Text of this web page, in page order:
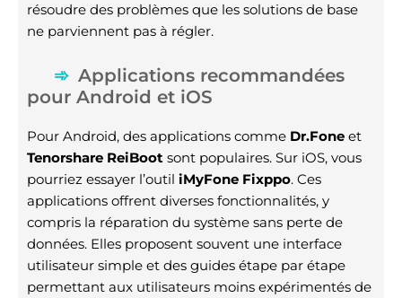
résoudre des problèmes que les solutions de base
ne parviennent pas à régler.
Applications recommandées
pour Android et iOS
Pour Android, des applications comme Dr.Fone et
Tenorshare ReiBoot sont populaires. Sur iOS, vous
pourriez essayer l’outil iMyFone Fixppo. Ces
applications offrent diverses fonctionnalités, y
compris la réparation du système sans perte de
données. Elles proposent souvent une interface
utilisateur simple et des guides étape par étape
permettant aux utilisateurs moins expérimentés de